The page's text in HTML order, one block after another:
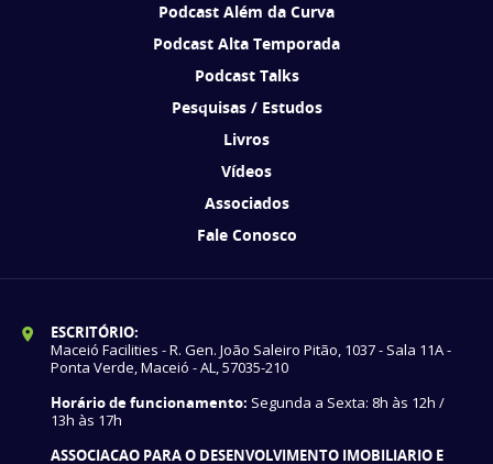
Podcast Além da Curva
Podcast Alta Temporada
Podcast Talks
Pesquisas / Estudos
Livros
Vídeos
Associados
Fale Conosco
ESCRITÓRIO:
Maceió Facilities - R. Gen. João Saleiro Pitão, 1037 - Sala 11A -
Ponta Verde, Maceió - AL, 57035-210
Horário de funcionamento: Segunda a Sexta: 8h às 12h /
13h às 17h
ASSOCIACAO PARA O DESENVOLVIMENTO IMOBILIARIO E